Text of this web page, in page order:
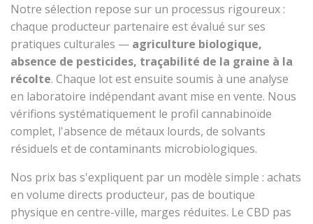
Notre sélection repose sur un processus rigoureux :
chaque producteur partenaire est évalué sur ses
pratiques culturales — agriculture biologique,
absence de pesticides, traçabilité de la graine à la
récolte. Chaque lot est ensuite soumis à une analyse
en laboratoire indépendant avant mise en vente. Nous
vérifions systématiquement le profil cannabinoïde
complet, l'absence de métaux lourds, de solvants
résiduels et de contaminants microbiologiques.
Nos prix bas s'expliquent par un modèle simple : achats
en volume directs producteur, pas de boutique
physique en centre-ville, marges réduites. Le CBD pas